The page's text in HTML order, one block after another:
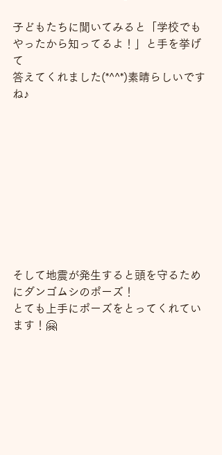
子どもたちに聞いてみると「学校でも
やったから知ってるよ！」と手を挙げ
て
答えてくれました(*^^*)素晴らしいです
ね♪
そして地震が発生すると頭を守るため
にダンゴムシのポーズ！
とても上手にポーズをとってくれてい
ます！🤗